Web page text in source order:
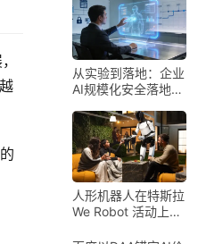
从实验到落地：企业
AI规模化安全落地的
人形机器人在特斯拉
We Robot 活动上为